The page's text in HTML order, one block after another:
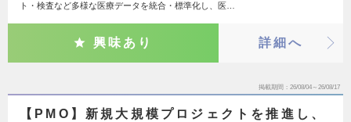
ト・検査など多様な医療データを統合・標準化し、医…
興味あり 詳細へ
掲載期間 26/08/04～26/08/17
【PMO】新規大規模プロジェクトを推進し、